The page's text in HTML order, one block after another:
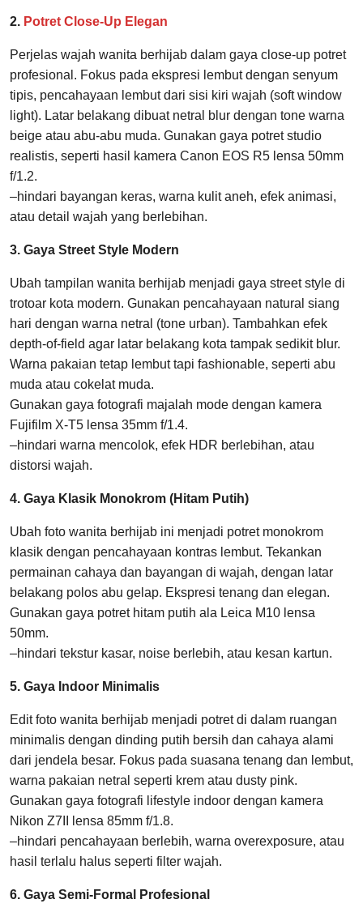
2. Potret Close-Up Elegan
Perjelas wajah wanita berhijab dalam gaya close-up potret
profesional. Fokus pada ekspresi lembut dengan senyum
tipis, pencahayaan lembut dari sisi kiri wajah (soft window
light). Latar belakang dibuat netral blur dengan tone warna
beige atau abu-abu muda. Gunakan gaya potret studio
realistis, seperti hasil kamera Canon EOS R5 lensa 50mm
f/1.2.
–hindari bayangan keras, warna kulit aneh, efek animasi,
atau detail wajah yang berlebihan.
3. Gaya Street Style Modern
Ubah tampilan wanita berhijab menjadi gaya street style di
trotoar kota modern. Gunakan pencahayaan natural siang
hari dengan warna netral (tone urban). Tambahkan efek
depth-of-field agar latar belakang kota tampak sedikit blur.
Warna pakaian tetap lembut tapi fashionable, seperti abu
muda atau cokelat muda.
Gunakan gaya fotografi majalah mode dengan kamera
Fujifilm X-T5 lensa 35mm f/1.4.
–hindari warna mencolok, efek HDR berlebihan, atau
distorsi wajah.
4. Gaya Klasik Monokrom (Hitam Putih)
Ubah foto wanita berhijab ini menjadi potret monokrom
klasik dengan pencahayaan kontras lembut. Tekankan
permainan cahaya dan bayangan di wajah, dengan latar
belakang polos abu gelap. Ekspresi tenang dan elegan.
Gunakan gaya potret hitam putih ala Leica M10 lensa
50mm.
–hindari tekstur kasar, noise berlebih, atau kesan kartun.
5. Gaya Indoor Minimalis
Edit foto wanita berhijab menjadi potret di dalam ruangan
minimalis dengan dinding putih bersih dan cahaya alami
dari jendela besar. Fokus pada suasana tenang dan lembut,
warna pakaian netral seperti krem atau dusty pink.
Gunakan gaya fotografi lifestyle indoor dengan kamera
Nikon Z7II lensa 85mm f/1.8.
–hindari pencahayaan berlebih, warna overexposure, atau
hasil terlalu halus seperti filter wajah.
6. Gaya Semi-Formal Profesional